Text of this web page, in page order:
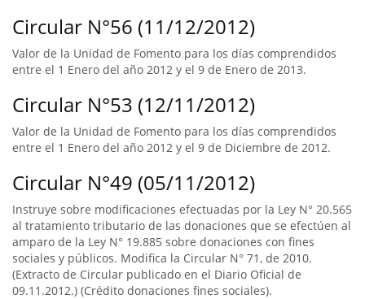
Circular N°56 (11/12/2012)
Valor de la Unidad de Fomento para los días comprendidos
entre el 1 Enero del año 2012 y el 9 de Enero de 2013.
Circular N°53 (12/11/2012)
Valor de la Unidad de Fomento para los días comprendidos
entre el 1 Enero del año 2012 y el 9 de Diciembre de 2012.
Circular N°49 (05/11/2012)
Instruye sobre modificaciones efectuadas por la Ley N° 20.565
al tratamiento tributario de las donaciones que se efectúen al
amparo de la Ley N° 19.885 sobre donaciones con fines
sociales y públicos. Modifica la Circular N° 71, de 2010.
(Extracto de Circular publicado en el Diario Oficial de
09.11.2012.) (Crédito donaciones fines sociales).